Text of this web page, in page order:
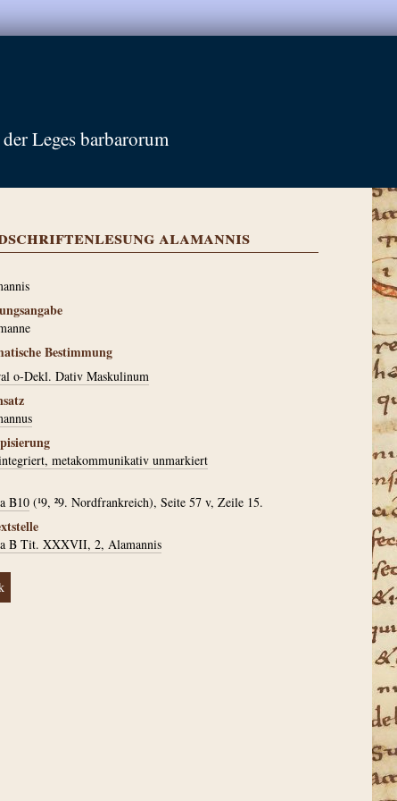
Leges barbarorum
alamannis
Bestimmung
o-Dekl. Dativ Maskulinum
metakommunikativ unmarkiert
B10 (¹9, ²9. Nordfrankreich), Seite 57 v, Zeile 15.
B Tit. XXXVII, 2, Alamannis